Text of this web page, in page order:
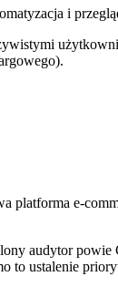
i
e-
audytor powie
to ustalenie